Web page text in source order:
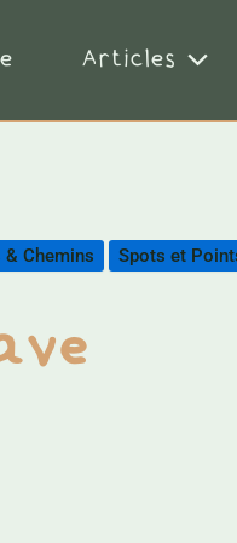
Articles
& Chemins Spots et